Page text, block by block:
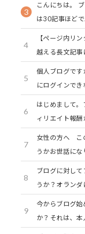
3
こんにちは。
は30記事ほど
4
【ページ内リ
越える長文記
5
個人ブログで
にログインで
6
はじめまして
ィリエイト報
7
女性の方へ こ
うかお世話にな
8
ブログに対し
うか？オラン
9
今からブログ始
か？それは、